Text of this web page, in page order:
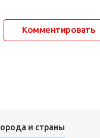
Комментировать
и страны